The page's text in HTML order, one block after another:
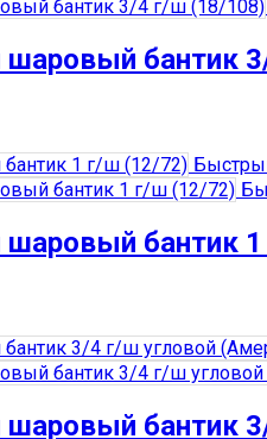
шаровый бантик
шаровый бантик
шаровый бантик